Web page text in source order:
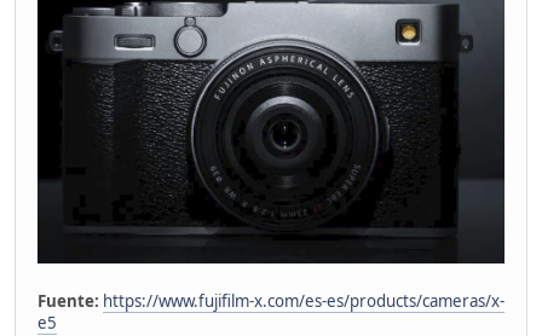
Fuente: https://www.fujifilm-x.com/es-es/products/cameras/x-
e5